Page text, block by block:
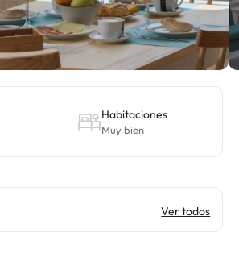
Habitaciones
Muy bien
Ver todos